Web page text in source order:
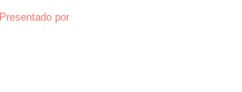
Presentado por